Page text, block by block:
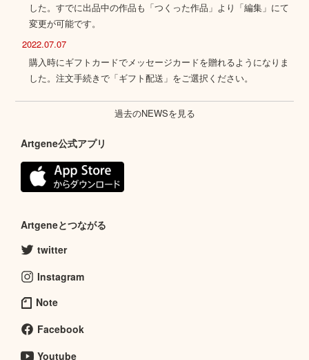
した。すでに出品中の作品も「つくった作品」より「編集」にて
変更が可能です。
2022.07.07
購入時にギフトカードでメッセージカードを贈れるようになりま
した。注文手続きで「ギフト配送」をご選択ください。
過去のNEWSを見る
Artgene公式アプリ
Artgeneとつながる
twitter
Instagram
Note
Facebook
Youtube